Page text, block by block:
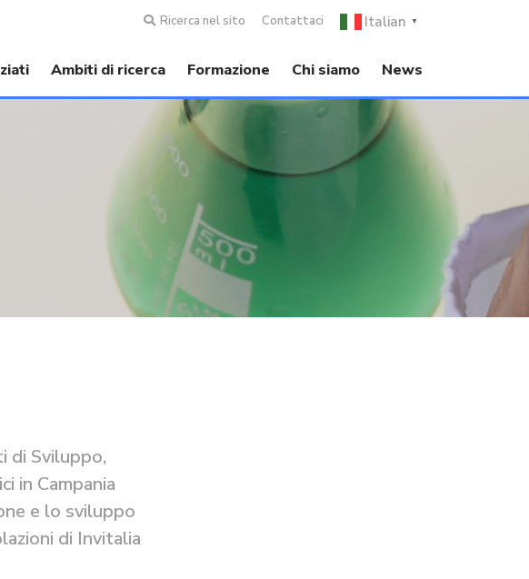
Ricerca nel sito Contattaci Italian ▼
Ambiti di ricerca Formazione Chi siamo News
di Sviluppo,
in Campania
e lo sviluppo
di Invitalia